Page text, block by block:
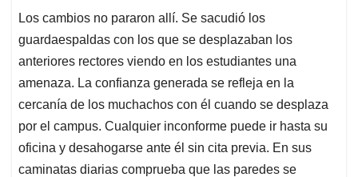
Los cambios no pararon allí. Se sacudió los
guardaespaldas con los que se desplazaban los
anteriores rectores viendo en los estudiantes una
amenaza. La confianza generada se refleja en la
cercanía de los muchachos con él cuando se desplaza
por el campus. Cualquier inconforme puede ir hasta su
oficina y desahogarse ante él sin cita previa. En sus
caminatas diarias comprueba que las paredes se